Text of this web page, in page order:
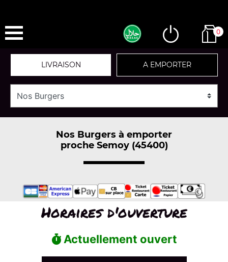
0
LIVRAISON A EMPORTER
Nos Burgers à emporter
proche Semoy (45400)
Horaires d'ouverture
Actuellement ouvert